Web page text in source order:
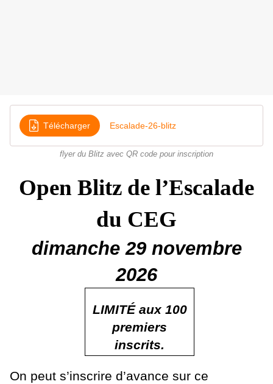
Télécharger Escalade-26-blitz
flyer du Blitz avec QR code pour inscription
Open Blitz de l’Escalade
du CEG
dimanche 29 novembre
2026
LIMITÉaux 100
premiers
inscrits.
On peut s’inscrire d’avance sur ce